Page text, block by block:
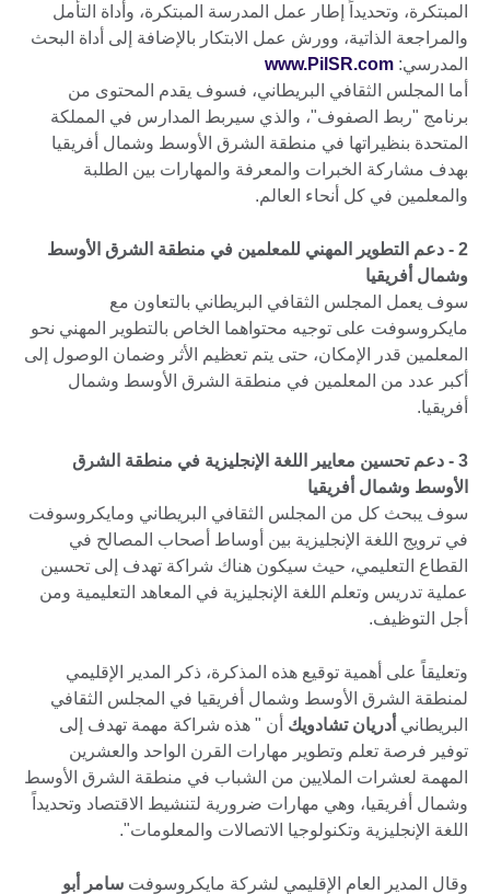
المبتكرة، وتحديداً إطار عمل المدرسة المبتكرة، وأداة التأمل
والمراجعة الذاتية، وورش عمل الابتكار بالإضافة إلى أداة البحث
المدرسي: www.PilSR.com
أما المجلس الثقافي البريطاني، فسوف يقدم المحتوى من
برنامج "ربط الصفوف"، والذي سيربط المدارس في المملكة
المتحدة بنظيراتها في منطقة الشرق الأوسط وشمال أفريقيا
بهدف مشاركة الخبرات والمعرفة والمهارات بين الطلبة
والمعلمين في كل أنحاء العالم.
2 - دعم التطوير المهني للمعلمين في منطقة الشرق الأوسط
وشمال أفريقيا
سوف يعمل المجلس الثقافي البريطاني بالتعاون مع
مايكروسوفت على توجيه محتواهما الخاص بالتطوير المهني نحو
المعلمين قدر الإمكان، حتى يتم تعظيم الأثر وضمان الوصول إلى
أكبر عدد من المعلمين في منطقة الشرق الأوسط وشمال
أفريقيا.
3 - دعم تحسين معايير اللغة الإنجليزية في منطقة الشرق
الأوسط وشمال أفريقيا
سوف يبحث كل من المجلس الثقافي البريطاني ومايكروسوفت
في ترويج اللغة الإنجليزية بين أوساط أصحاب المصالح في
القطاع التعليمي، حيث سيكون هناك شراكة تهدف إلى تحسين
عملية تدريس وتعلم اللغة الإنجليزية في المعاهد التعليمية ومن
أجل التوظيف.
وتعليقاً على أهمية توقيع هذه المذكرة، ذكر المدير الإقليمي
لمنطقة الشرق الأوسط وشمال أفريقيا في المجلس الثقافي
البريطاني أدريان تشادويك أن " هذه شراكة مهمة تهدف إلى
توفير فرصة تعلم وتطوير مهارات القرن الواحد والعشرين
المهمة لعشرات الملايين من الشباب في منطقة الشرق الأوسط
وشمال أفريقيا، وهي مهارات ضرورية لتنشيط الاقتصاد وتحديداً
اللغة الإنجليزية وتكنولوجيا الاتصالات والمعلومات".
وقال المدير العام الإقليمي لشركة مايكروسوفت سامر أبو